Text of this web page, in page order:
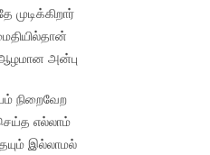
அன்பு
நிறைவேற
எல்லாம்
இல்லாமல்